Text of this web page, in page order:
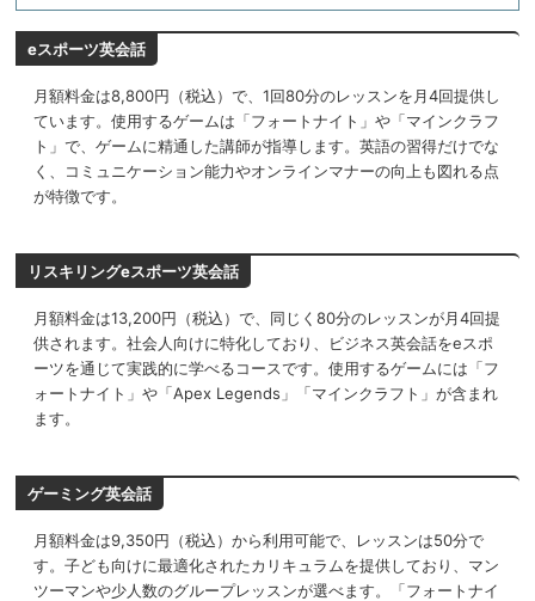
eスポーツ英会話
月額料金は8,800円（税込）で、1回80分のレッスンを月4回提供し
ています。使用するゲームは「フォートナイト」や「マインクラフ
ト」で、ゲームに精通した講師が指導します。英語の習得だけでな
く、コミュニケーション能力やオンラインマナーの向上も図れる点
が特徴です。
リスキリングeスポーツ英会話
月額料金は13,200円（税込）で、同じく80分のレッスンが月4回提
供されます。社会人向けに特化しており、ビジネス英会話をeスポ
ーツを通じて実践的に学べるコースです。使用するゲームには「フ
ォートナイト」や「Apex Legends」「マインクラフト」が含まれ
ます。
ゲーミング英会話
月額料金は9,350円（税込）から利用可能で、レッスンは50分で
す。子ども向けに最適化されたカリキュラムを提供しており、マン
ツーマンや少人数のグループレッスンが選べます。「フォートナイ